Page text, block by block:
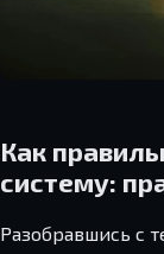
Как
систему:
Разобравшись с